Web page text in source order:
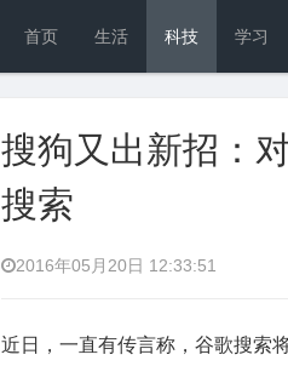
首页 生活 科技 学习
搜狗又出新招：
搜索
2016年05月20日 12:33:51
近日，一直有传言称，谷歌搜索